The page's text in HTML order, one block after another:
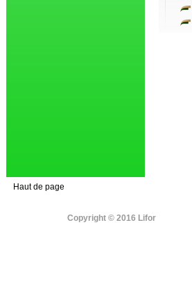
Haut de page
Copyright © 2016 Lifor